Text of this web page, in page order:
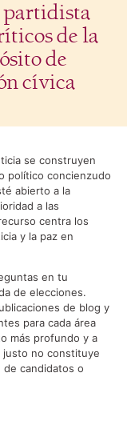
partidista
de la
de
cívica
se construyen
político concienzudo
abierto a la
a las
centra los
y la paz en
en tu
de elecciones.
de blog y
para cada área
más profundo y a
justo no constituye
candidatos o